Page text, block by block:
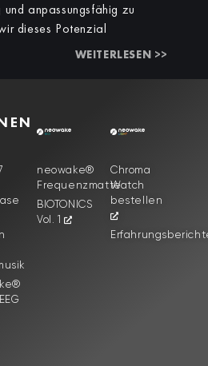
und anpassungsfähig zu
dieses Potenzial
WEITERLESEN >>
neowake®
Frequenzmatte
BIOTONICS
Vol. 1
Chroma
Watch
bestellen